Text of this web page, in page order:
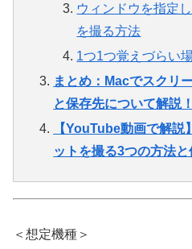
ウィンドウを指定
を撮る方法
1つ1つ覚えづらい
まとめ：Macでスクリ
と保存先について解説！
【YouTube動画で解説
ットを撮る3つの方法
＜想定機種＞